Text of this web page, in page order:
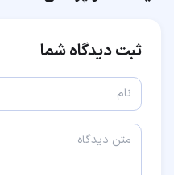
ثبت دیدگاه شما